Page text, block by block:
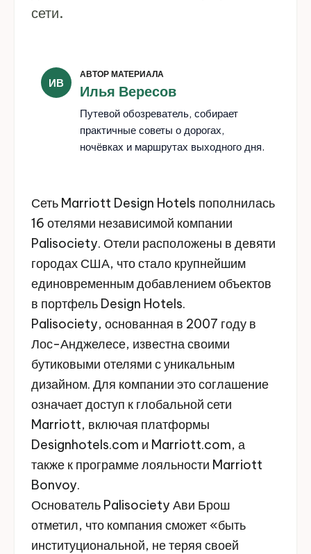
сети.
ИВ
АВТОР МАТЕРИАЛА
Илья Вересов
Путевой обозреватель, собирает
практичные советы о дорогах,
ночёвках и маршрутах выходного дня.
Сеть Marriott Design Hotels пополнилась
16 отелями независимой компании
Palisociety. Отели расположены в девяти
городах США, что стало крупнейшим
единовременным добавлением объектов
в портфель Design Hotels.
Palisociety, основанная в 2007 году в
Лос-Анджелесе, известна своими
бутиковыми отелями с уникальным
дизайном. Для компании это соглашение
означает доступ к глобальной сети
Marriott, включая платформы
Designhotels.com и Marriott.com, а
также к программе лояльности Marriott
Bonvoy.
Основатель Palisociety Ави Брош
отметил, что компания сможет «быть
институциональной, не теряя своей